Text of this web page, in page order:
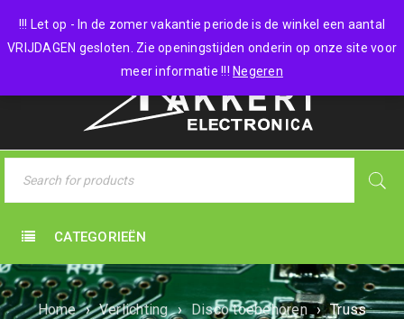
!!! Let op - In de zomer vakantie periode is de winkel een aantal
VRIJDAGEN gesloten. Zie openingstijden onderin op onze site voor
meer informatie !!! Negeren
0 items - €0,00
CATEGORIEËN
Home › Verlichting › Disco toebehoren › Truss